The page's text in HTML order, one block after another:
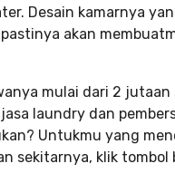
Desain kamarnya
akan
mulai dari 2 jutaan
laundry dan
Untukmu yang
sekitarnya, klik tombol